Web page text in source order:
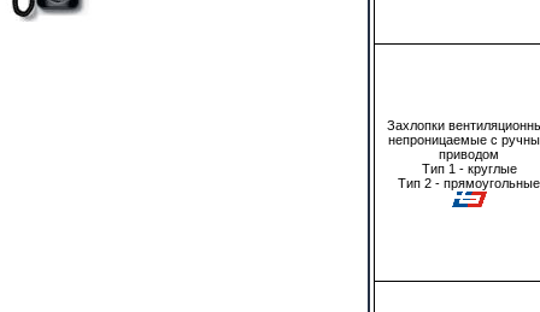
Захлопки
непроницаемые с
приводом
Тип 1 - круглые
Тип 2 - прямоугольные